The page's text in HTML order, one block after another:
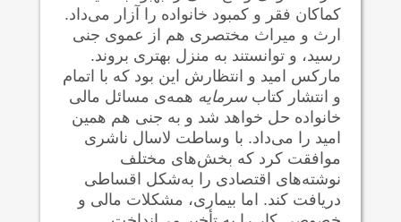
کماکان فقر و کمبود خانواده را آزار می‌داد.
ارث و میراث مختصری هم از عموی جنی
رسید، و توانستند به منزل بهتری بروند.
مارکس امید و انتظارش این بود که با اتمام
و انتشار کتابسرمایه همه‌ی مسائل مالی
خانواده حل خواهد شد و به جنی هم همین
امید را می‌داد. با وساطت لاسال ناشری
موافقت کرد که بخش‌های مختلف
نوشته‌های اقتصادی را به‌شکل اقساطی
دریافت کند. اما بیماری، مشکلات مالی و